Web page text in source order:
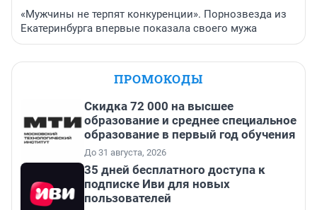
«Мужчины не терпят конкуренции». Порнозвезда из
Екатеринбурга впервые показала своего мужа
ПРОМОКОДЫ
Скидка 72 000 на высшее
образование и среднее специальное
образование в первый год обучения
До 31 августа, 2026
35 дней бесплатного доступа к
подписке Иви для новых
пользователей